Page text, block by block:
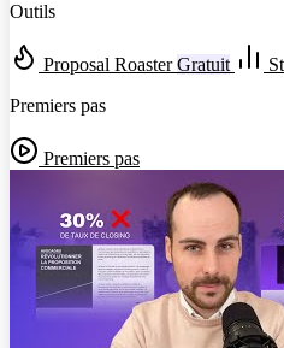
Outils
Proposal Roaster Gratuit
Premiers pas
Premiers pas